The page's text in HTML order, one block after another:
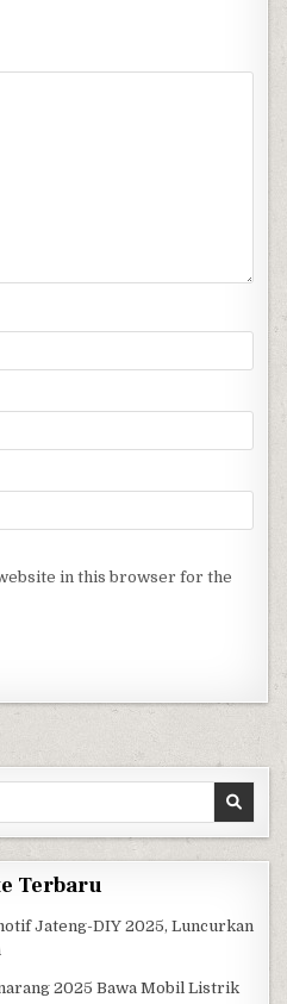
in this browser for the
Terbaru
Jateng-DIY 2025, Luncurkan
2025 Bawa Mobil Listrik